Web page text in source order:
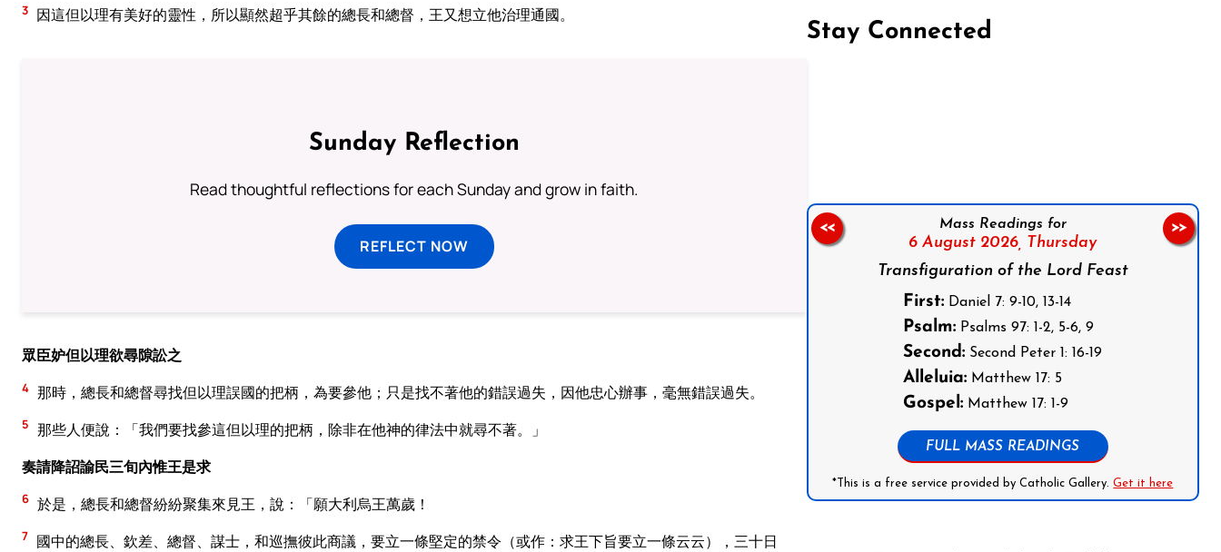
3 因這但以理有美好的靈性，所以顯然超乎其餘的總長和總督，王又想立他治理通國。
Sunday Reflection
Read thoughtful reflections for each Sunday and grow in faith.
REFLECT NOW
眾臣妒但以理欲尋隙訟之
4 那時，總長和總督尋找但以理誤國的把柄，為要參他；只是找不著他的錯誤過失，因他忠心辦事，毫無錯誤過失。
5 那些人便說：「我們要找參這但以理的把柄，除非在他神的律法中就尋不著。」
奏請降詔諭民三旬內惟王是求
6 於是，總長和總督紛紛聚集來見王，說：「願大利烏王萬歲！
7 國中的總長、欽差、總督、謀士，和巡撫彼此商議，要立一條堅定的禁令（或作：求王下旨要立一條云云），三十日
Stay Connected
Mass Readings for
6 August 2026, Thursday
Transfiguration of the Lord Feast
First: Daniel 7: 9-10, 13-14
Psalm: Psalms 97: 1-2, 5-6, 9
Second: Second Peter 1: 16-19
Alleluia: Matthew 17: 5
Gospel: Matthew 17: 1-9
FULL MASS READINGS
*This is a free service provided by Catholic Gallery.Get it here
<< >>